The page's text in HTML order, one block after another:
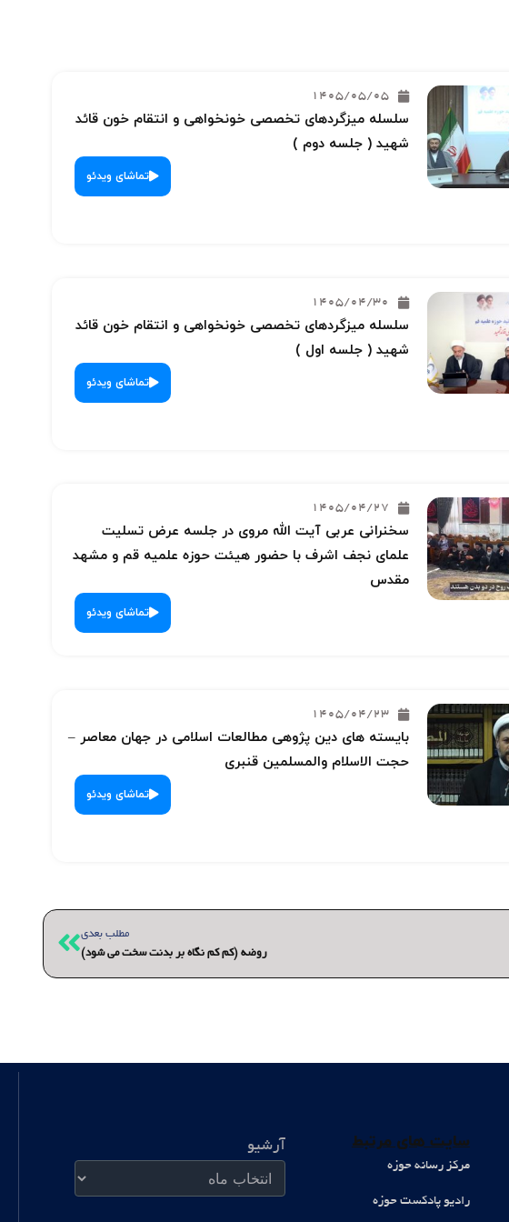
1405/05/05
سلسله میزگردهای تخصصی خونخواهی و انتقام خون قائد
شهید ( جلسه دوم )
تماشای ویدئو
1405/04/30
سلسله میزگردهای تخصصی خونخواهی و انتقام خون قائد
شهید ( جلسه اول )
تماشای ویدئو
1405/04/27
سخنرانی عربی آیت الله مروی در جلسه عرض تسلیت
علمای نجف اشرف با حضور هیئت حوزه علمیه قم و مشهد
مقدس
تماشای ویدئو
1405/04/23
بایسته های دین پژوهی مطالعات اسلامی در جهان معاصر –
حجت الاسلام والمسلمین قنبری
تماشای ویدئو
مطلب بعدی
روضه (کم کم نگاه بر بدنت سخت می شود)
بعدی
سایت های مرتبط
مرکز رسانه حوزه
رادیو پادکست حوزه
آرشیو
آرشیو